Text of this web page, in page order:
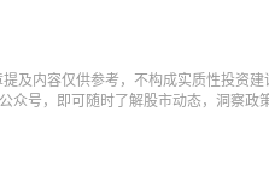
及内容仅供参考，不构成实质性投资
号，即可随时了解股市动态，洞察政